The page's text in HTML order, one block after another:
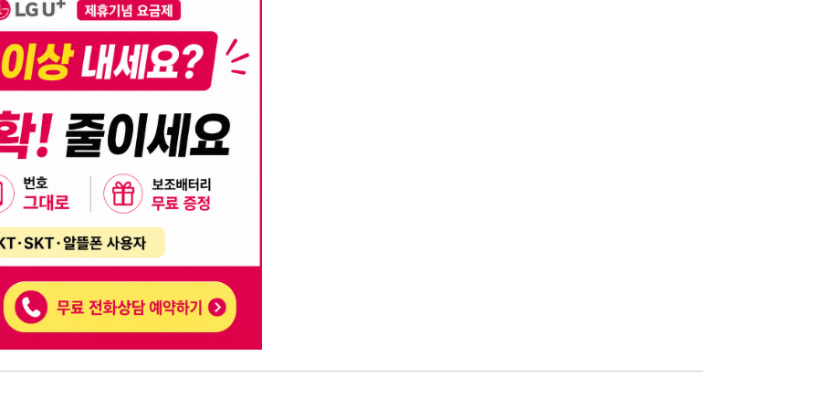
다. 이를 위반할 경우 관련 법령 및 서비스 이용약관에 따라 법적 책임을 부담할 수 있으며, 손해배상
재된 내용의 오류나 허위 정보로 인한 법적 책임 또한 작성자 본인에게 있습니다.
위는 저작권법에 의해 금지되며, 위반 시 법적 조치를 취할 수 있습니다.
가 이를 신뢰하여 발생한 어떠한 결과에 대해 114114korea는 책임을 지지 않습니다.